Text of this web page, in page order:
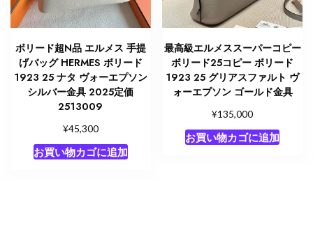
ボリード超N品 エルメス 手提
げバッグ HERMES ボリード
1923 25 ナタ ヴォーエプソン
シルバー金具 2025定価
2513009
¥45,300
お買い物カゴに追加
最高級エルメススーパーコピー
ボリード25コピー ボリード
1923 25 グリアスファルト ヴ
ォーエプソン ゴールド金具
¥135,000
お買い物カゴに追加